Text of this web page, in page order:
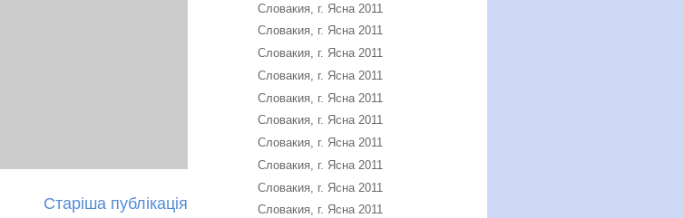
Старіша публікація
Словакия, г. Ясна 2011
Словакия, г. Ясна 2011
Словакия, г. Ясна 2011
Словакия, г. Ясна 2011
Словакия, г. Ясна 2011
Словакия, г. Ясна 2011
Словакия, г. Ясна 2011
Словакия, г. Ясна 2011
Словакия, г. Ясна 2011
Словакия, г. Ясна 2011